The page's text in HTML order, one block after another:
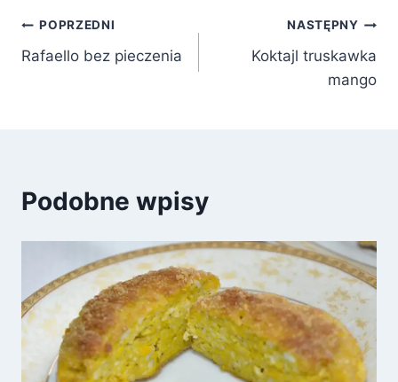
Nawigacja
wpisu
POPRZEDNI
Rafaello bez pieczenia
NASTĘPNY
Koktajl truskawka
mango
Podobne wpisy